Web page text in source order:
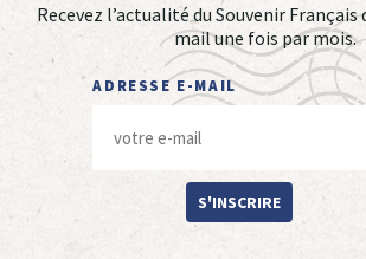
Recevez l’actualité du Souvenir
mail une fois par mois.
ADRESSE E-MAIL
S'INSCRIRE